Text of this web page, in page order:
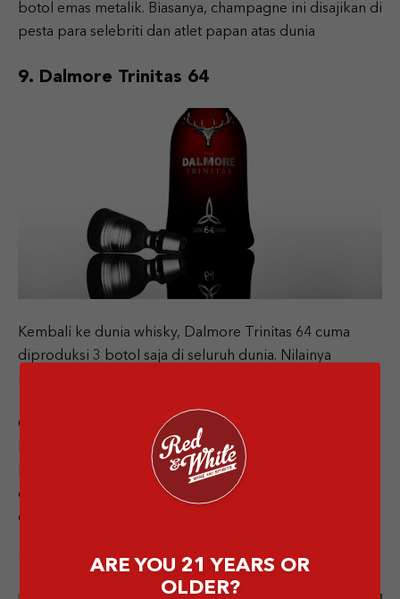
botol emas metalik. Biasanya, champagne ini disajikan di
pesta para selebriti dan atlet papan atas dunia
9. Dalmore Trinitas 64
Kembali ke dunia whisky, Dalmore Trinitas 64 cuma
diproduksi 3 botol saja di seluruh dunia. Nilainya
Campuran whisky-nya berasal dari berbagai tong
berusia antara 140 tahun, 64 tahun, dan 37 tahun.
Rasanya punya ada aroma madu, cokelat gelap, kopi,
dan kulit tua yang khas. Ini salah satu tipe whisky yang
diminum untuk dikenang.
10. Remy Martin Louis XIII Black Pearl
ARE YOU 21 YEARS OR
OLDER?